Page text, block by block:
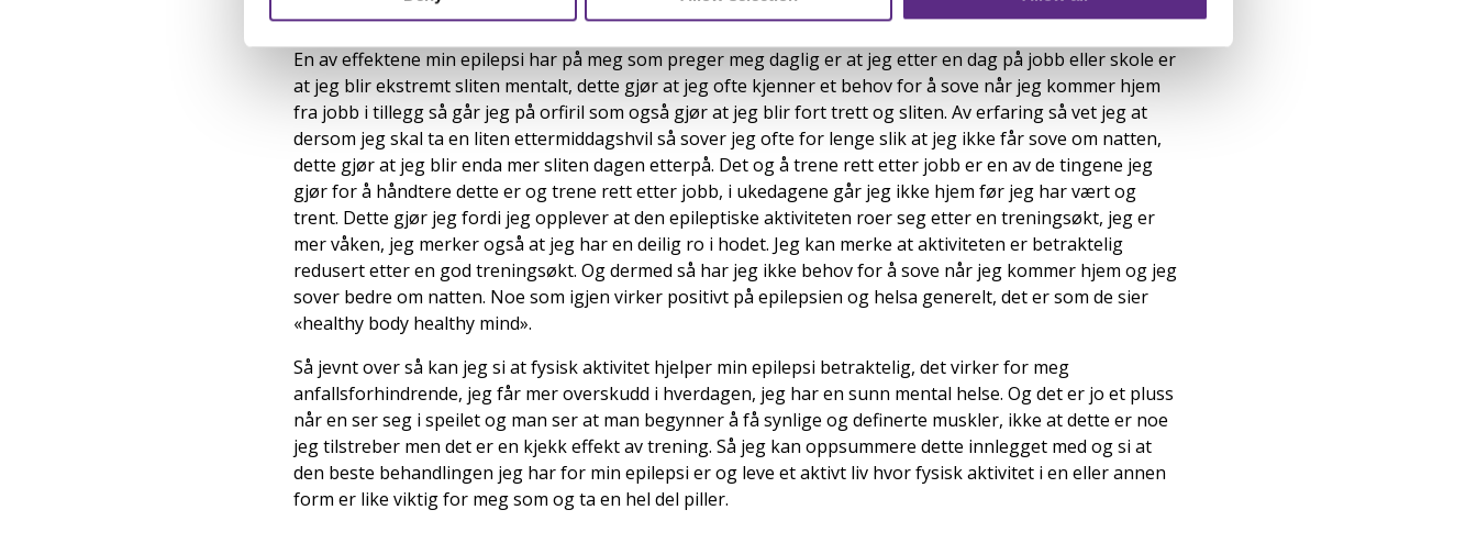
epilepsien.
En av effektene min epilepsi har på meg som preger meg daglig er at jeg etter en dag på jobb eller skole er
at jeg blir ekstremt sliten mentalt, dette gjør at jeg ofte kjenner et behov for å sove når jeg kommer hjem
fra jobb i tillegg så går jeg på orfiril som også gjør at jeg blir fort trett og sliten. Av erfaring så vet jeg at
dersom jeg skal ta en liten ettermiddagshvil så sover jeg ofte for lenge slik at jeg ikke får sove om natten,
dette gjør at jeg blir enda mer sliten dagen etterpå. Det og å trene rett etter jobb er en av de tingene jeg
gjør for å håndtere dette er og trene rett etter jobb, i ukedagene går jeg ikke hjem før jeg har vært og
trent. Dette gjør jeg fordi jeg opplever at den epileptiske aktiviteten roer seg etter en treningsøkt, jeg er
mer våken, jeg merker også at jeg har en deilig ro i hodet. Jeg kan merke at aktiviteten er betraktelig
redusert etter en god treningsøkt. Og dermed så har jeg ikke behov for å sove når jeg kommer hjem og jeg
sover bedre om natten. Noe som igjen virker positivt på epilepsien og helsa generelt, det er som de sier
«healthy body healthy mind».
Så jevnt over så kan jeg si at fysisk aktivitet hjelper min epilepsi betraktelig, det virker for meg
anfallsforhindrende, jeg får mer overskudd i hverdagen, jeg har en sunn mental helse. Og det er jo et pluss
når en ser seg i speilet og man ser at man begynner å få synlige og definerte muskler, ikke at dette er noe
jeg tilstreber men det er en kjekk effekt av trening. Så jeg kan oppsummere dette innlegget med og si at
den beste behandlingen jeg har for min epilepsi er og leve et aktivt liv hvor fysisk aktivitet i en eller annen
form er like viktig for meg som og ta en hel del piller.